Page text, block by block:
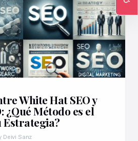
White Hat SEO y
¿Qué Método es el
Deivi Sanz